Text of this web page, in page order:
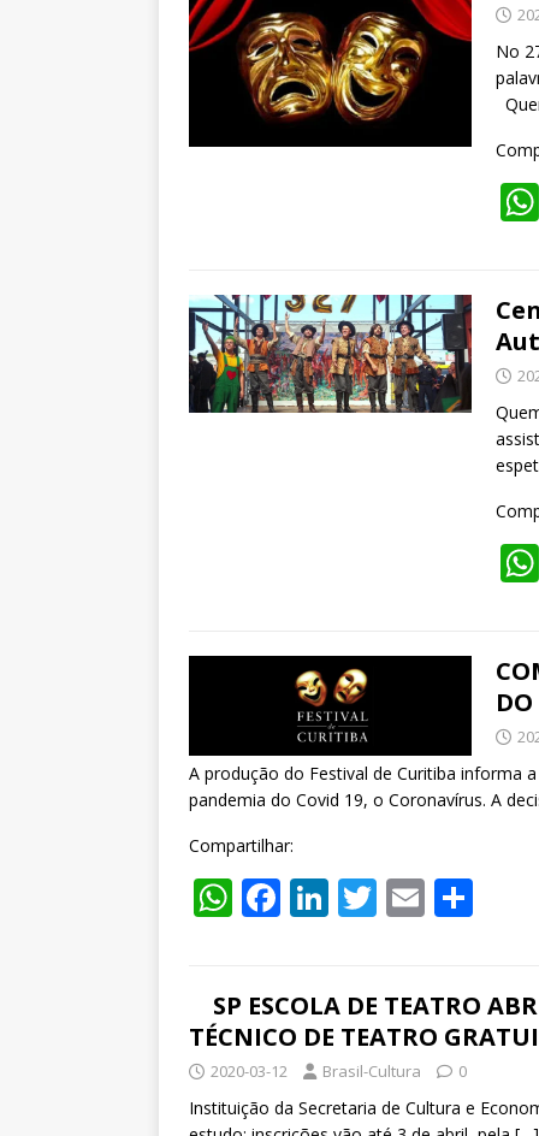
No
DO
A produção do Festival de Curitiba informa
pandemia do Covid 19, o Coronavírus. A
Compartilhar:
W
s
A
p
F
b
o
o
Li
e
dI
n
T
er
E
l e
SP ESCOLA DE TEATRO
TÉCNICO DE TEATRO
2020-03-12 Brasil-Cultura 0
Instituição da Secretaria de Cultura e